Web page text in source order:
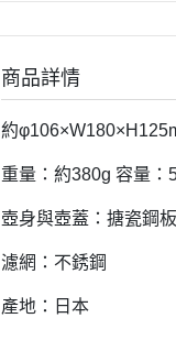
商品詳情
約
重量：約380g 容量：
壺身與壺蓋：搪瓷鋼板
濾網：不銹鋼
產地：日本